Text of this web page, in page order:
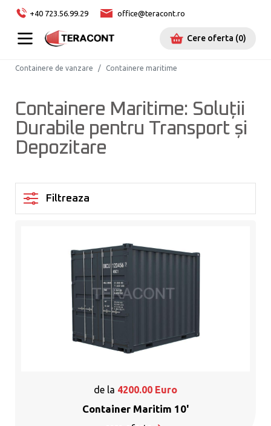
+40 723.56.99.29 office@teracont.ro
Cere oferta (0)
Containere de vanzare Containere maritime
Containere Maritime: Soluții
Durabile pentru Transport și
Depozitare
Filtreaza
de la 4200.00 Euro
Container Maritim 10'